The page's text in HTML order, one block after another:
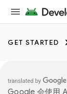
GET STARTED
Google 会使用